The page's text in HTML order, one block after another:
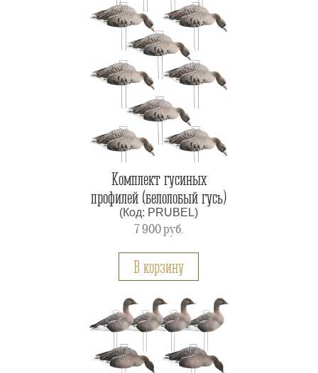
Комплект гусиных
профилей (белолобый гусь)
(Код: PRUBEL)
7 900руб.
В корзину